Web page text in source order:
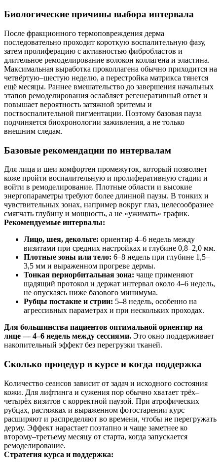
Биологические причины выбора интервала
После фракционного термоповреждения дерма
последовательно проходит короткую воспалительную фазу,
затем пролиферацию с активностью фибробластов и
длительное ремоделирование волокон коллагена и эластина.
Максимальная выработка проколлагена обычно приходится на
четвёртую–шестую неделю, а перестройка матрикса тянется
ещё месяцы. Раннее вмешательство до завершения начальных
этапов ремоделирования ослабляет регенеративный ответ и
повышает вероятность затяжной эритемы и
поствоспалительной пигментации. Поэтому базовая пауза
подчиняется биохронологии заживления, а не только
внешним следам.
Базовые рекомендации по интервалам
Для лица и шеи комфортен промежуток, который позволяет
коже пройти воспалительную и пролиферативную стадии и
войти в ремоделирование. Плотные области и высокие
энергопараметры требуют более длинной паузы. В тонких и
чувствительных зонах, например вокруг глаз, целесообразнее
смягчать глубину и мощность, а не «ужимать» график.
Рекомендуемые интервалы:
Лицо, шея, декольте: ориентир 4–6 недель между
визитами при средних настройках и глубине 0,8–2,0 мм.
Плотные зоны или тело: 6–8 недель при глубине 1,5–
3,5 мм и выраженном прогреве дермы.
Тонкая периорбитальная зона: чаще применяют
щадящий протокол и держат интервал около 4–6 недель,
не опускаясь ниже базового минимума.
Рубцы постакне и стрии: 5–8 недель, особенно на
агрессивных параметрах и при нескольких проходах.
Для большинства пациентов оптимальной ориентир на
лице — 4–6 недель между сессиями. Это окно поддерживает
накопительный эффект без перегрузки тканей.
Сколько процедур в курсе и когда поддержка
Количество сеансов зависит от задач и исходного состояния
кожи. Для лифтинга и сужения пор обычно хватает трёх–
четырёх визитов с корректной паузой. При атрофических
рубцах, растяжках и выраженном фотостарении курс
расширяют и распределяют во времени, чтобы не перегружать
дерму. Эффект нарастает поэтапно и чаще заметнее ко
второму–третьему месяцу от старта, когда запускается
ремоделирование.
Стратегия курса и поддержка: